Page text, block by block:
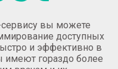
вы можете
доступных
и эффективно в
гораздо более